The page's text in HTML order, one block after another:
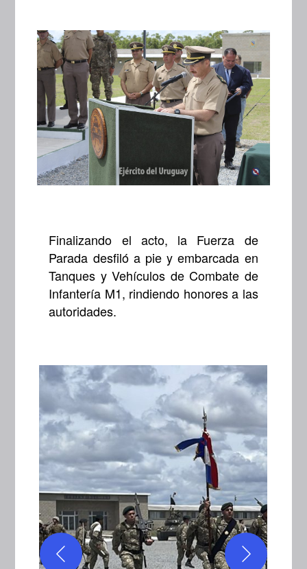
Finalizando el acto, la Fuerza de
Parada desfiló a pie y embarcada en
Tanques y Vehículos de Combate de
Infantería M1, rindiendo honores a las
autoridades.